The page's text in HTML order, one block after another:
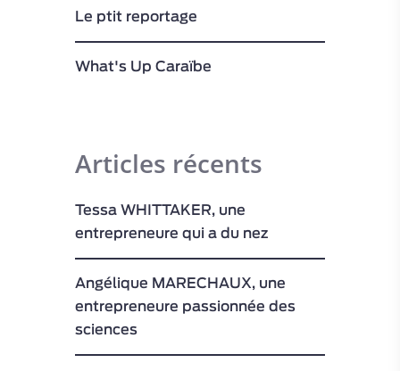
Le ptit reportage
What's Up Caraïbe
Articles récents
Tessa WHITTAKER, une
entrepreneure qui a du nez
Angélique MARECHAUX, une
entrepreneure passionnée des
sciences